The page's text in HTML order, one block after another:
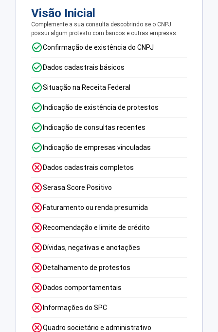
Visão Inicial
Complemente a sua consulta descobrindo se o CNPJ
possui algum protesto com bancos e outras empresas.
Confirmação de existência do CNPJ
Dados cadastrais básicos
Situação na Receita Federal
Indicação de existência de protestos
Indicação de consultas recentes
Indicação de empresas vinculadas
Dados cadastrais completos
Serasa Score Positivo
Faturamento ou renda presumida
Recomendação e limite de crédito
Dívidas, negativas e anotações
Detalhamento de protestos
Dados comportamentais
Informações do SPC
Quadro societário e administrativo